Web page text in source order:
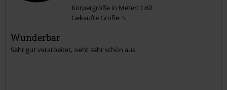
Kommentar jetzt abschicken!
Körpergröße in Meter: 1.60
Gekaufte Größe: S
Wunderbar
Sehr gut verarbeitet, sieht sehr schön aus.